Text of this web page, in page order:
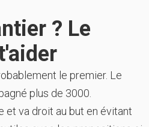
? Le
le premier. Le
plus de 3000.
et va droit au but en évitant